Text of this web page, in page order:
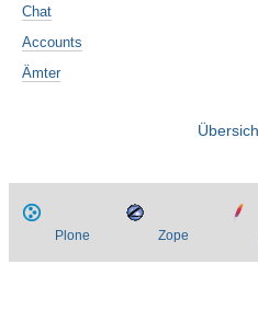
Chat
Accounts
Ämter
Plone Zope